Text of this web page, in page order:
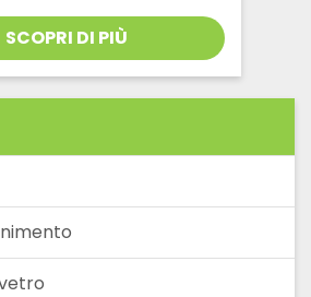
di
prezzo:
da
€18,00
a
€26,50
SCOPRI DI PIÙ